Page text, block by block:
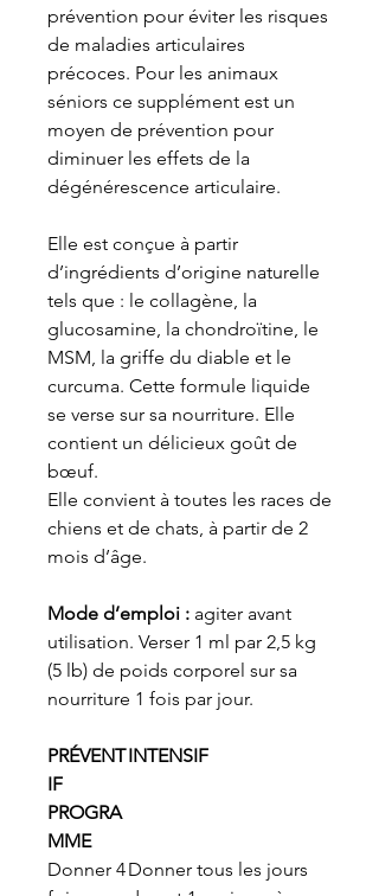
prévention pour éviter les risques
de maladies articulaires
précoces. Pour les animaux
séniors ce supplément est un
moyen de prévention pour
diminuer les effets de la
dégénérescence articulaire.
Elle est conçue à partir
d’ingrédients d’origine naturelle
tels que : le collagène, la
glucosamine, la chondroïtine, le
MSM, la griffe du diable et le
curcuma. Cette formule liquide
se verse sur sa nourriture. Elle
contient un délicieux goût de
bœuf.
Elle convient à toutes les races de
chiens et de chats, à partir de 2
mois d’âge.
Mode d’emploi : agiter avant
utilisation. Verser 1 ml par 2,5 kg
(5 lb) de poids corporel sur sa
nourriture 1 fois par jour.
PRÉVENT
IF
INTENSIF
PROGRA
MME
Donner 4Donner tous les jours